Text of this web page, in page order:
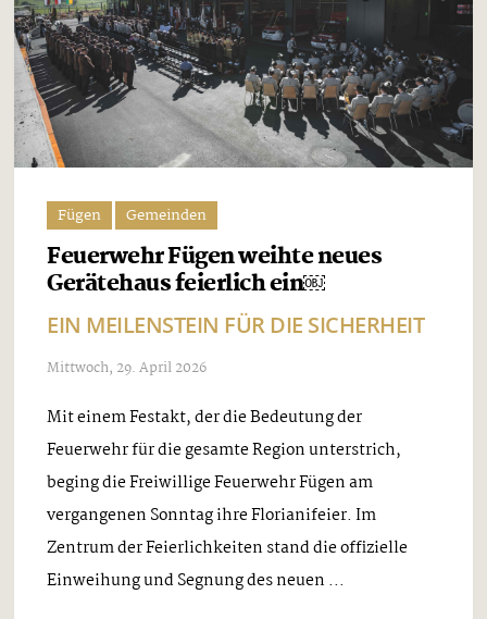
Fügen Gemeinden
Feuerwehr Fügen weihte neues
Gerätehaus feierlich ein￼
EIN MEILENSTEIN FÜR DIE SICHERHEIT
Mittwoch, 29. April 2026
Mit einem Festakt, der die Bedeutung der
Feuerwehr für die gesamte Region unterstrich,
beging die Freiwillige Feuerwehr Fügen am
vergangenen Sonntag ihre Florianifeier. Im
Zentrum der Feierlichkeiten stand die offizielle
Einweihung und Segnung des neuen ...